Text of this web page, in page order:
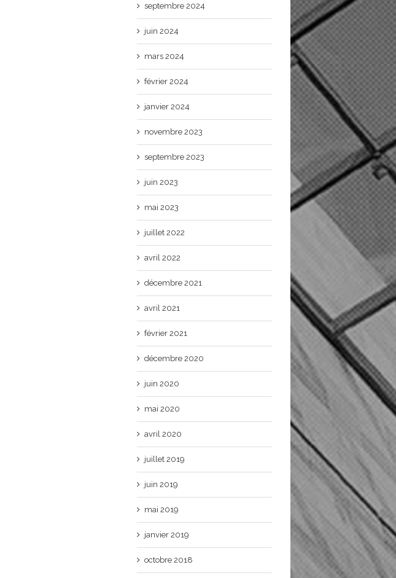
septembre 2024
juin 2024
mars 2024
février 2024
janvier 2024
novembre 2023
septembre 2023
juin 2023
mai 2023
juillet 2022
avril 2022
décembre 2021
avril 2021
février 2021
décembre 2020
juin 2020
mai 2020
avril 2020
juillet 2019
juin 2019
mai 2019
janvier 2019
octobre 2018